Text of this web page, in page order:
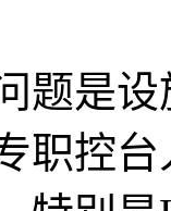
题是
职控台